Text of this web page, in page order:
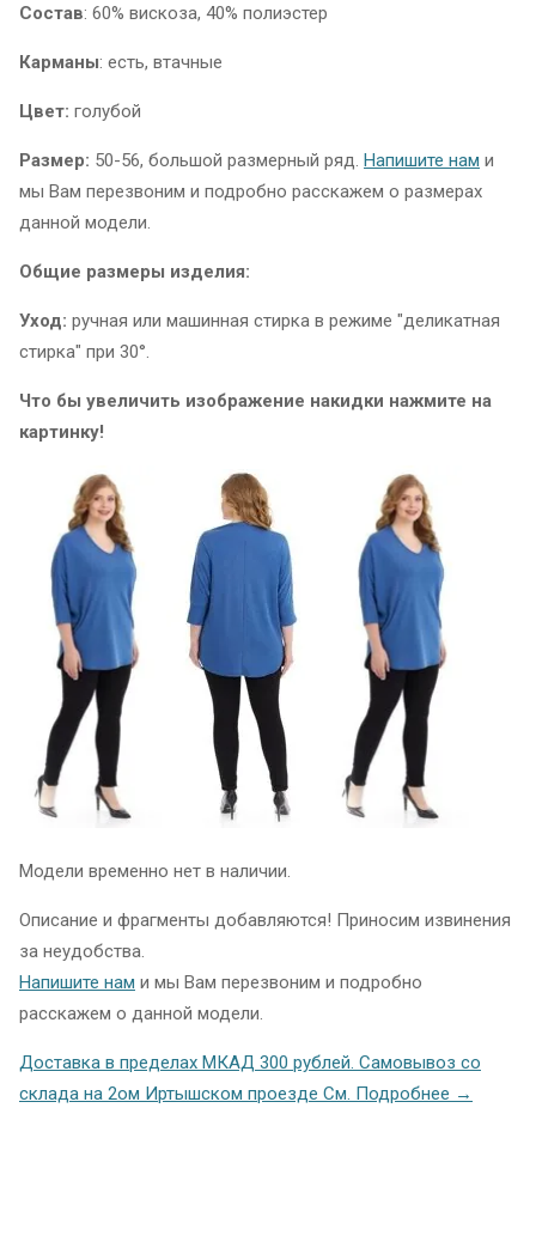
Состав: 60% вискоза, 40% полиэстер
Карманы: есть, втачные
Цвет: голубой
Размер: 50-56, большой размерный ряд. Напишите нам и
мы Вам перезвоним и подробно расскажем о размерах
данной модели.
Общие размеры изделия:
Уход: ручная или машинная стирка в режиме "деликатная
стирка" при 30°.
Что бы увеличить изображение накидки нажмите на
картинку!
Модели временно нет в наличии.
Описание и фрагменты добавляются! Приносим извинения
за неудобства.
Напишите нам и мы Вам перезвоним и подробно
расскажем о данной модели.
Доставка в пределах МКАД 300 рублей. Самовывоз со
склада на 2ом Иртышском проезде См. Подробнее →